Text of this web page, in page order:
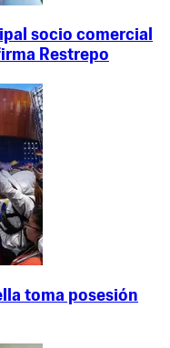
socio comercial
Restrepo
toma posesión